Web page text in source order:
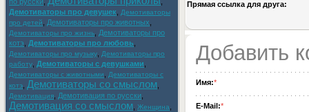
Прямая ссылка для друга:
Добавить
Имя:*
E-Mail:*
Демотиваторы про девушек
Демотиваторы
про детей
Демотиваторы про животных
Демотиваторы про жизнь
Демотиваторы про
котэ
Демотиваторы про любовь
Демотиваторы про музыку
Демотиваторы про
работу
Демотиваторы с девушками
Демотиваторы с животными
Демотиваторы с
котэ
Демотиваторы со смыслом
Демотивация Демотивация по русски
Демотивация со смыслом Женщина